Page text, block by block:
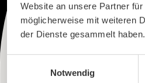
Website an unsere Partner
möglicherweise mit weiteren
der Dienste gesammelt haben.
Notwendig